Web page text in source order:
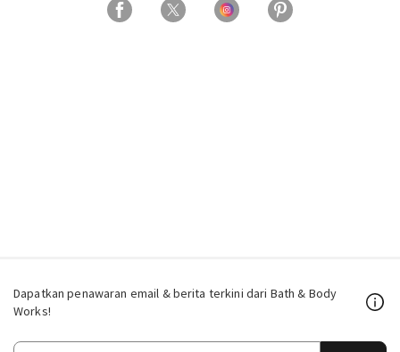
Dapatkan penawaran email & berita terkini dari Bath & Body
Works!